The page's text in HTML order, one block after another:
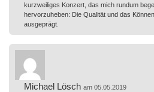
kurzweiliges Konzert, das mich rundum
hervorzuheben: Die Qualität und das
ausgeprägt.
Michael Lösch am 05.05.2019